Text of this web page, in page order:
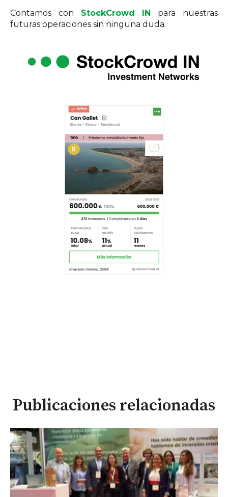
Contamos con StockCrowd IN
para nuestras
futuras operaciones sin ninguna duda.
Publicaciones relacionadas